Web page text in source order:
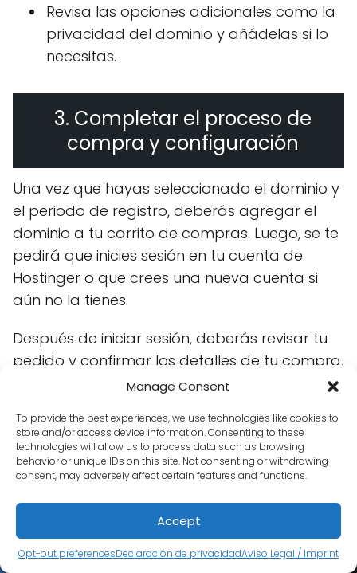
Manage Consent
To provide the best experiences, we use technologies like cookies to
store and/or access device information. Consenting to these
technologies will allow us to process data such as browsing
behavior or unique IDs on this site. Not consenting or withdrawing
consent, may adversely affect certain features and functions.
Accept
Opt-out preferencesDeclaración de privacidadAviso Legal / Imprint
Revisa las opciones adicionales como la
privacidad del dominio y añádelas si lo
necesitas.
3. Completar el proceso de
compra y configuración
Una vez que hayas seleccionado el dominio y
el periodo de registro, deberás agregar el
dominio a tu carrito de compras. Luego, se te
pedirá que inicies sesión en tu cuenta de
Hostinger o que crees una nueva cuenta si
aún no la tienes.
Después de iniciar sesión, deberás revisar tu
pedido y confirmar los detalles de tu compra.
Por último, deberás proporcionar la
completar la transacción.
Después de realizar el pago, Hostinger
procesará el registro de tu dominio y te
notificará una vez que esté completado.
Asegúrate de revisar tu correo electrónico
para verificar la confirmación y cualquier